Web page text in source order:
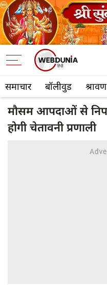
समाचार बॉलीवुड
मौसम आपदाओं से
होगी चेतावनी प्रणाली